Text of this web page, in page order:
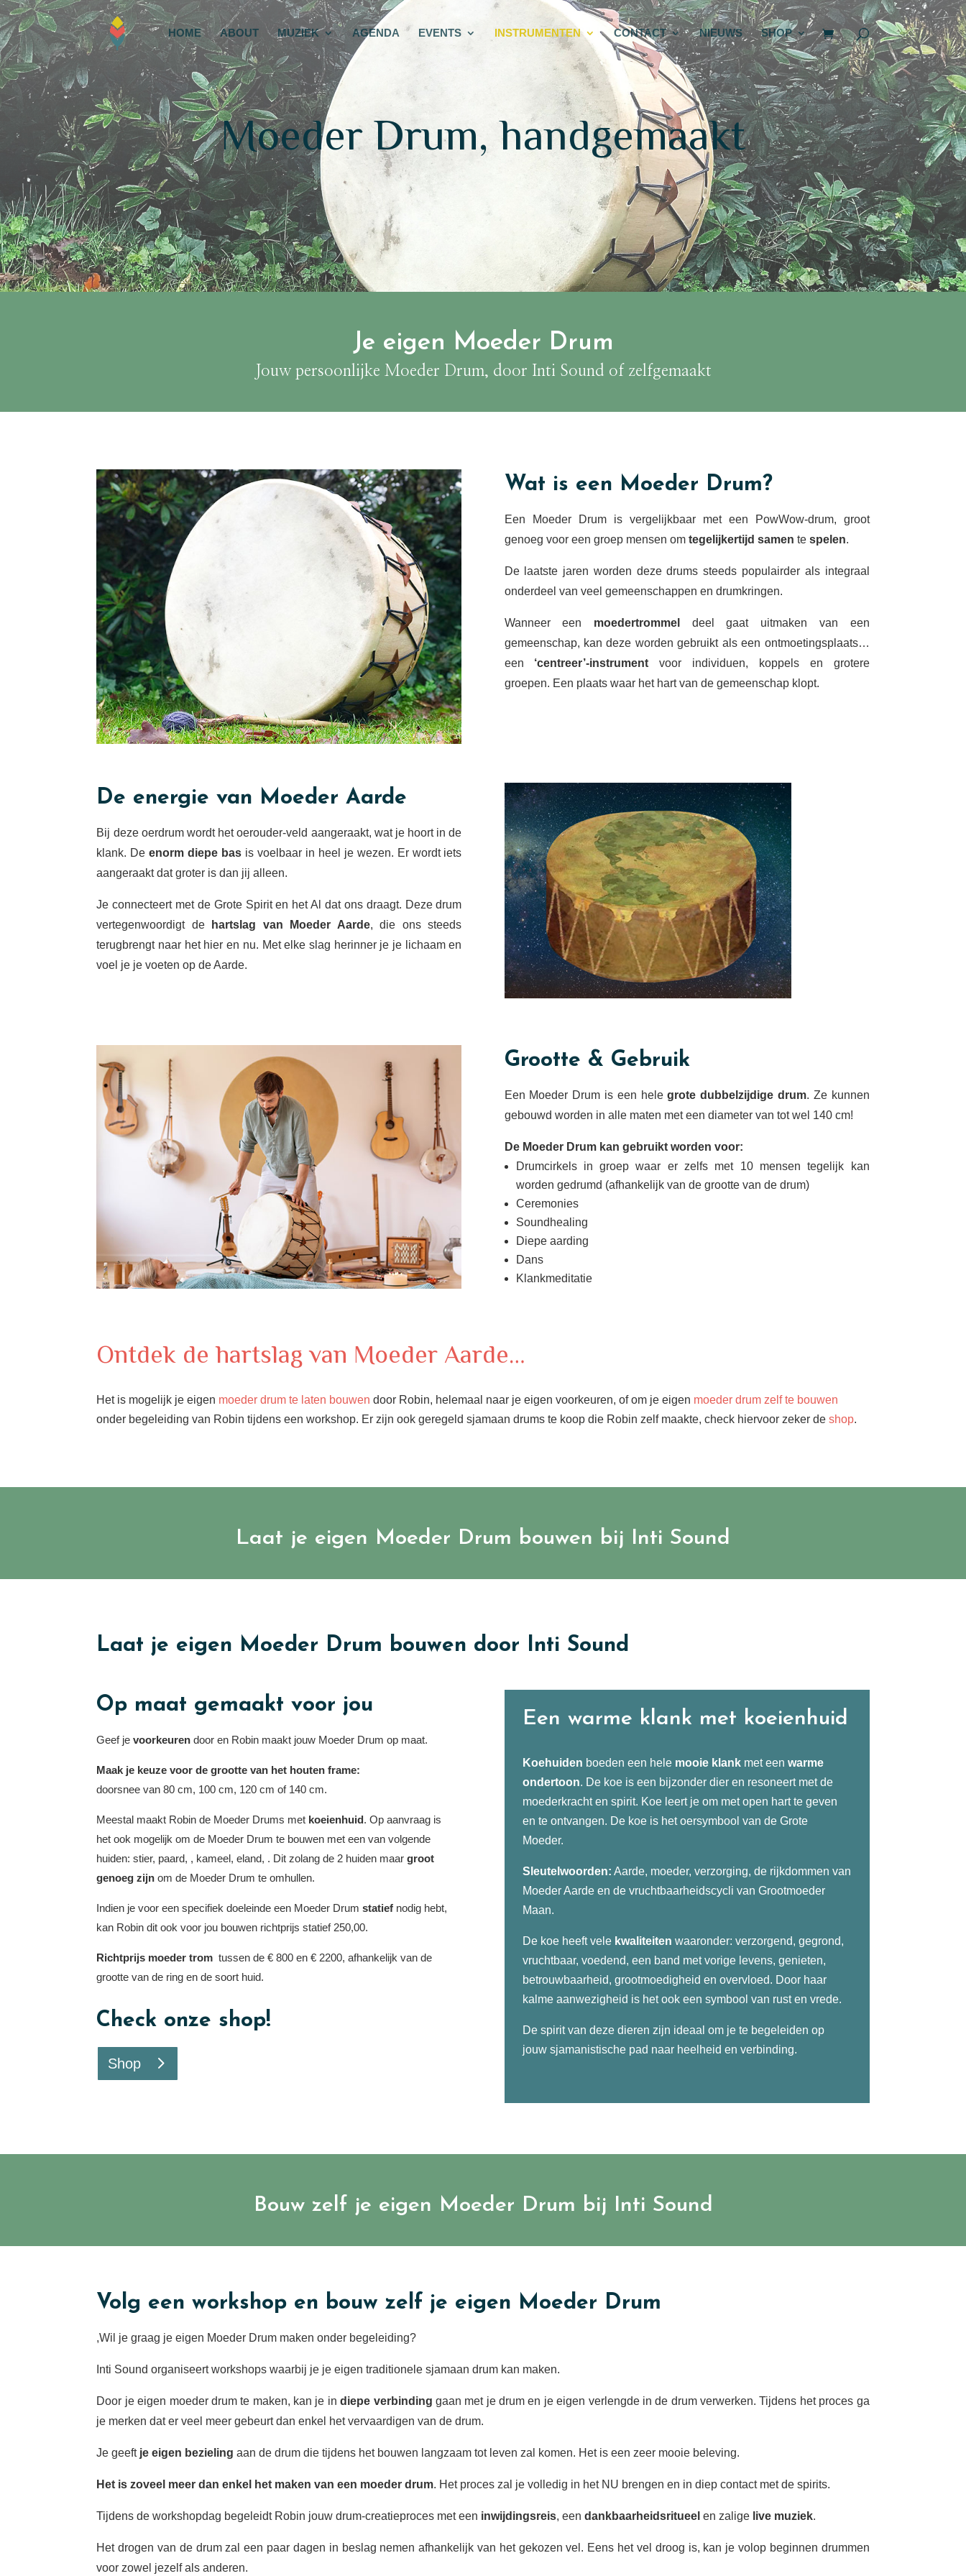
HOME ABOUT MUZIEK AGENDA EVENTS INSTRUMENTEN CONTACT NIEUWS SHOP
Moeder Drum, handgemaakt
Je eigen Moeder Drum
Jouw persoonlijke Moeder Drum, door Inti Sound of zelfgemaakt
Wat is een Moeder Drum?
Een Moeder Drum is vergelijkbaar met een PowWow-drum, groot
genoeg voor een groep mensen om tegelijkertijd samen te spelen.
De laatste jaren worden deze drums steeds populairder als integraal
onderdeel van veel gemeenschappen en drumkringen.
Wanneer een moedertrommel
deel gaat uitmaken van een
gemeenschap, kan deze worden gebruikt als een ontmoetingsplaats…
een ‘centreer’-instrument voor individuen, koppels en grotere
groepen. Een plaats waar het hart van de gemeenschap klopt.
De energie van Moeder Aarde
Bij deze oerdrum wordt het oerouder-veld aangeraakt, wat je hoort in de
klank. Deenorm diepe bas is voelbaar in heel je wezen. Er wordt iets
aangeraakt dat groter is dan jij alleen.
Je connecteert met de Grote Spirit en het Al dat ons draagt. Deze drum
vertegenwoordigt de
hartslag van Moeder Aarde, die ons steeds
terugbrengt naar het hier en nu. Met elke slag herinner je je lichaam en
voel je je voeten op de Aarde.
Grootte & Gebruik
Een Moeder Drum is een helegrote dubbelzijdige drum. Ze kunnen
gebouwd worden in alle maten met een diameter van tot wel 140 cm!
De Moeder Drum kan gebruikt worden voor:
Drumcirkels in groep waar er zelfs met 10 mensen tegelijk kan
worden gedrumd (afhankelijk van de grootte van de drum)
Ceremonies
Soundhealing
Diepe aarding
Dans
Klankmeditatie
Ontdek de hartslag van Moeder Aarde…
Het is mogelijk je eigen moeder drum te laten bouwen door Robin, helemaal naar je eigen voorkeuren, of om je eigen moeder drum zelf te bouwen
onder begeleiding van Robin tijdens een workshop. Er zijn ook geregeld sjamaan drums te koop die Robin zelf maakte, check hiervoor zeker deshop.
Laat je eigen Moeder Drum bouwen bij Inti Sound
Laat je eigen Moeder Drum bouwen door Inti Sound
Op maat gemaakt voor jou
Geef jevoorkeuren door en Robin maakt jouw Moeder Drum op maat.
Maak je keuze voor de grootte van het houten frame:
doorsnee van 80 cm, 100 cm, 120 cm of 140 cm.
Meestal maakt Robin de Moeder Drums met koeienhuid. Op aanvraag is
het ook mogelijk om de Moeder Drum te bouwen met een van volgende
huiden: stier, paard, , kameel, eland, . Dit zolang de 2 huiden maargroot
genoeg zijn om de Moeder Drum te omhullen.
Indien je voor een specifiek doeleinde een Moeder Drumstatief nodig hebt,
kan Robin dit ook voor jou bouwen richtprijs statief 250,00.
Richtprijs moeder trom tussen de € 800 en € 2200, afhankelijk van de
grootte van de ring en de soort huid.
Check onze shop!
Shop
Een warme klank met koeienhuid
Koehuiden boeden een hele mooie klankmet een warme
ondertoon. De koe is een bijzonder dier en resoneert met de
moederkracht en spirit. Koe leert je om met open hart te geven
en te ontvangen. De koe is het oersymbool van de Grote
Moeder.
Sleutelwoorden: Aarde, moeder, verzorging, de rijkdommen van
Moeder Aarde en de vruchtbaarheidscycli van Grootmoeder
Maan.
De koe heeft vele kwaliteiten waaronder: verzorgend, gegrond,
vruchtbaar, voedend, een band met vorige levens, genieten,
betrouwbaarheid, grootmoedigheid en overvloed. Door haar
kalme aanwezigheid is het ook een symbool van rust en vrede.
De spirit van deze dieren zijn ideaal om je te begeleiden op
jouw sjamanistische pad naar heelheid en verbinding.
Bouw zelf je eigen Moeder Drum bij Inti Sound
Volg een workshop en bouw zelf je eigen Moeder Drum
,Wil je graag je eigen Moeder Drum maken onder begeleiding?
Inti Sound organiseert workshops waarbij je je eigen traditionele sjamaan drum kan maken.
Door je eigen moeder drum te maken, kan je indiepe verbinding gaan met je drum en je eigen verlengde in de drum verwerken. Tijdens het proces ga
je merken dat er veel meer gebeurt dan enkel het vervaardigen van de drum.
Je geeftje eigen bezieling aan de drum die tijdens het bouwen langzaam tot leven zal komen. Het is een zeer mooie beleving.
Het is zoveel meer dan enkel het maken van een moeder drum. Het proces zal je volledig in het NU brengen en in diep contact met de spirits.
Tijdens de workshopdag begeleidt Robin jouw drum-creatieproces met een inwijdingsreis, eendankbaarheidsritueel en zalige live muziek.
Het drogen van de drum zal een paar dagen in beslag nemen afhankelijk van het gekozen vel. Eens het vel droog is, kan je volop beginnen drummen
voor zowel jezelf als anderen.